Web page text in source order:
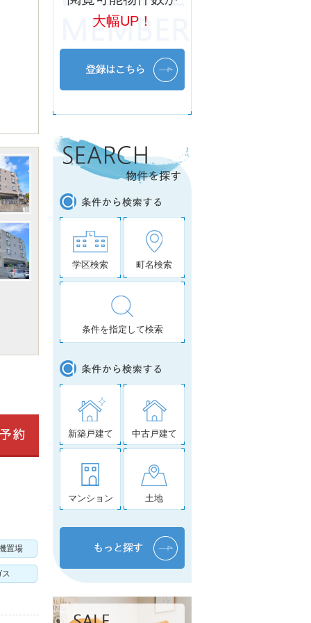
置場
ス
大幅UP！
学区検索 町名検索
条件を指定して検索
新築戸建て 中古戸建て
マンション 土地